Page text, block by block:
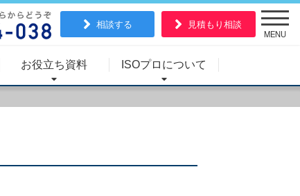
相談する 見積もり相談
MENU
お役立ち資料 ISOプロについて